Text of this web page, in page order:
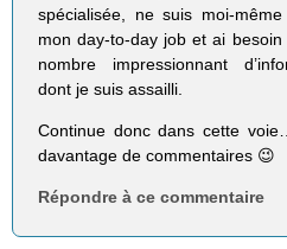
spécialisée, ne suis moi-
mon day-to-day job et ai
nombre impressionnant
dont je suis assailli.
Continue donc dans cette
davantage de commentaires 😉
Répondre à ce commentaire